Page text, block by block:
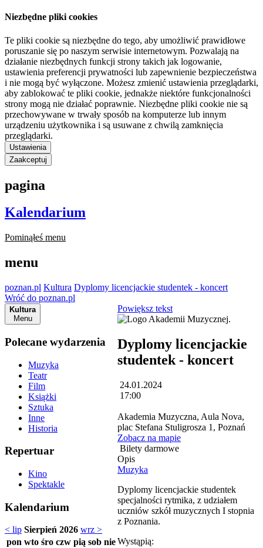
Niezbędne pliki cookies
Te pliki cookie są niezbędne do tego, aby umożliwić prawidłowe
poruszanie się po naszym serwisie internetowym. Pozwalają na
działanie niezbędnych funkcji strony takich jak logowanie,
ustawienia preferencji prywatności lub zapewnienie bezpieczeństwa
i nie mogą być wyłączone. Możesz zmienić ustawienia przeglądarki,
aby zablokować te pliki cookie, jednakże niektóre funkcjonalności
strony mogą nie działać poprawnie. Niezbędne pliki cookie nie są
przechowywane w trwały sposób na komputerze lub innym
urządzeniu użytkownika i są usuwane z chwilą zamknięcia
przeglądarki.
Ustawienia
Zaakceptuj
pagina
Kalendarium
Pominąłeś menu
menu
poznan.pl Kultura Dyplomy licencjackie studentek - koncert
Wróć do poznan.pl
Kultura
Menu
Polecane wydarzenia
Muzyka
Teatr
Film
Książki
Sztuka
Inne
Historia
Repertuar
Kino
Spektakle
Kalendarium
< lip Sierpień 2026 wrz >
pon wto śro czw pią sob nie
Powiększ tekst
Dyplomy licencjackie
studentek - koncert
24.01.2024
17:00
Akademia Muzyczna, Aula Nova,
plac Stefana Stuligrosza 1, Poznań
Zobacz na mapie
Bilety darmowe
Opis
Muzyka
Dyplomy licencjackie studentek
specjalności rytmika, z udziałem
uczniów szkół muzycznych I stopnia
z Poznania.
Wystąpią: